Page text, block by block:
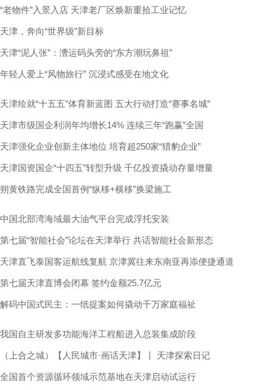
“老物件”入景入店 天津老厂区焕新重拾工业记忆
天津，奔向“世界级”新目标
天津“泥人张”：漕运码头旁的“东方潮玩鼻祖”
年轻人爱上“风物旅行” 沉浸式感受在地文化
天津绘就“十五五”体育新蓝图 五大行动打造“赛事名城”
天津市级国企利润年均增长14% 连续三年“跑赢”全国
天津强化企业创新主体地位 培育超250家“猎豹企业”
天津国资国企“十四五”转型升级 千亿投资撬动存量增量
朔黄铁路完成全国首例“纵移+横移”换梁施工
中国北部湾海域最大油气平台完成浮托安装
第七届“智能社会”论坛在天津举行 共话智能社会新形态
天津直飞泰国客运航线复航 京津冀往来东南亚再添便捷通道
第七届天津直博会闭幕 签约金额25.7亿元
解码中国式民主：一纸提案如何撬动千万家庭福祉
我国自主研发多功能海洋工程船进入总装集成阶段
（上合之城）【人民城市·画话天津】丨 天津探索日记
全国首个资源循环领域示范基地在天津启动试运行